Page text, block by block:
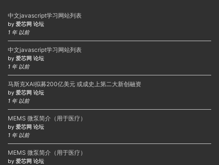
中文javascript学习网站列表
by 爱芯网 论坛
1 年 以前
中文javascript学习网站列表
by 爱芯网 论坛
1 年 以前
马斯克XAI拟募200亿美元 或成史上第二大新创融资
by 爱芯网 论坛
1 年 以前
MEMS 微泵简介（用于医疗）
by 爱芯网 论坛
1 年 以前
MEMS 微泵简介（用于医疗）
by 爱芯网 论坛